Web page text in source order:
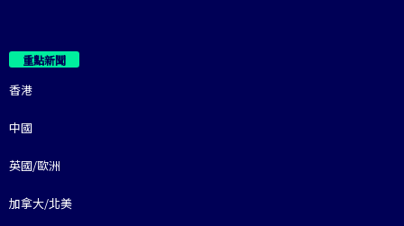
重點新聞
香港
中國
英國/歐洲
加拿大/北美